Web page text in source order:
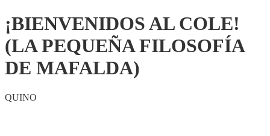
¡BIENVENIDOS AL COLE!
(LA PEQUEÑA FILOSOFÍA
DE MAFALDA)
QUINO